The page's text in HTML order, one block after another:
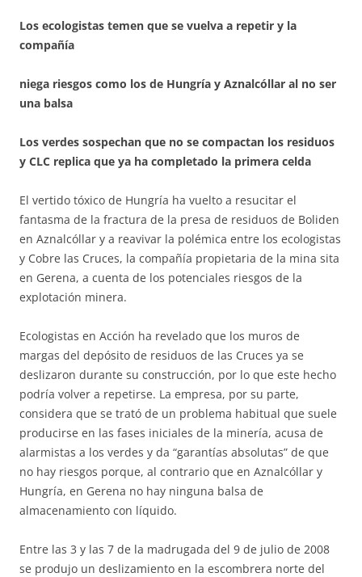
Los ecologistas temen que se vuelva a repetir y la
compañía
niega riesgos como los de Hungría y Aznalcóllar al no ser
una balsa
Los verdes sospechan que no se compactan los residuos
y CLC replica que ya ha completado la primera celda
El vertido tóxico de Hungría ha vuelto a resucitar el
fantasma de la fractura de la presa de residuos de Boliden
en Aznalcóllar y a reavivar la polémica entre los ecologistas
y Cobre las Cruces, la compañía propietaria de la mina sita
en Gerena, a cuenta de los potenciales riesgos de la
explotación minera.
Ecologistas en Acción ha revelado que los muros de
margas del depósito de residuos de las Cruces ya se
deslizaron durante su construcción, por lo que este hecho
podría volver a repetirse. La empresa, por su parte,
considera que se trató de un problema habitual que suele
producirse en las fases iniciales de la minería, acusa de
alarmistas a los verdes y da “garantías absolutas” de que
no hay riesgos porque, al contrario que en Aznalcóllar y
Hungría, en Gerena no hay ninguna balsa de
almacenamiento con líquido.
Entre las 3 y las 7 de la madrugada del 9 de julio de 2008
se produjo un deslizamiento en la escombrera norte del